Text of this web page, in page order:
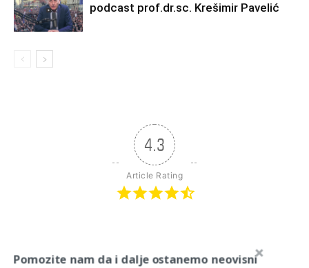
podcast prof.dr.sc. Krešimir Pavelić
4.3
Article Rating
Pomozite nam da i dalje ostanemo neovisni